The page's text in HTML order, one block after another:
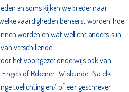
en soms kijken we breder naar
vaardigheden beheerst worden, hoe
worden en wat wellicht anders is in
verschillende
het voortgezet onderwijs ook van
of Rekenen. Wiskunde. Na elk
toelichting en/ of een geschreven